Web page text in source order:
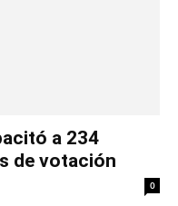
a 234
de votación
0